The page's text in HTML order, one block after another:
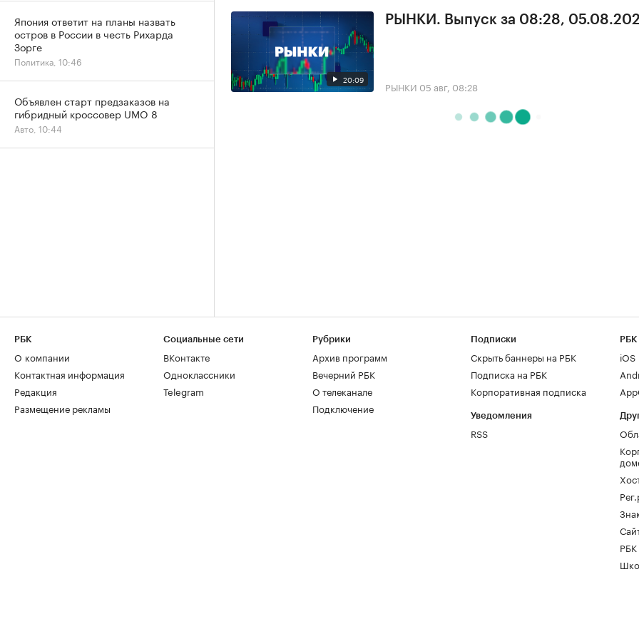
20:09
РЫНКИ. Выпуск за 08:28,
РЫНКИ 05 авг, 08:28
Япония ответит на планы назвать
остров в России в честь Рихарда
Зорге
Политика, 10:46
Объявлен старт предзаказов на
гибридный кроссовер UMO 8
Авто, 10:44
РБК
О компании
Контактная информация
Редакция
Размещение рекламы
Социальные сети
ВКонтакте
Одноклассники
Telegram
Рубрики
Архив программ
Вечерний РБК
О телеканале
Подключение
Подписки
Скрыть баннеры на РБК
Подписка на РБК
Корпоративная подписка
Уведомления
RSS
РБК
iOS